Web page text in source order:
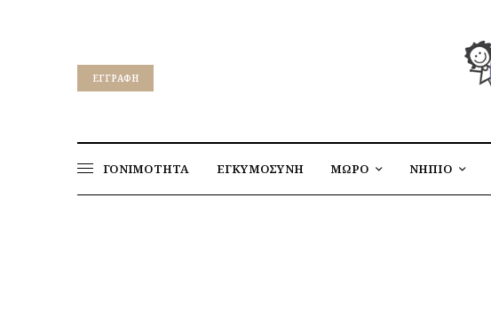
EΓΓΡΑΦΉ
ΓΟΝΙΜΟΤΗΤΑ ΕΓΚΥΜΟΣΥΝΗ ΜΩΡΟ ΝΗΠΙΟ